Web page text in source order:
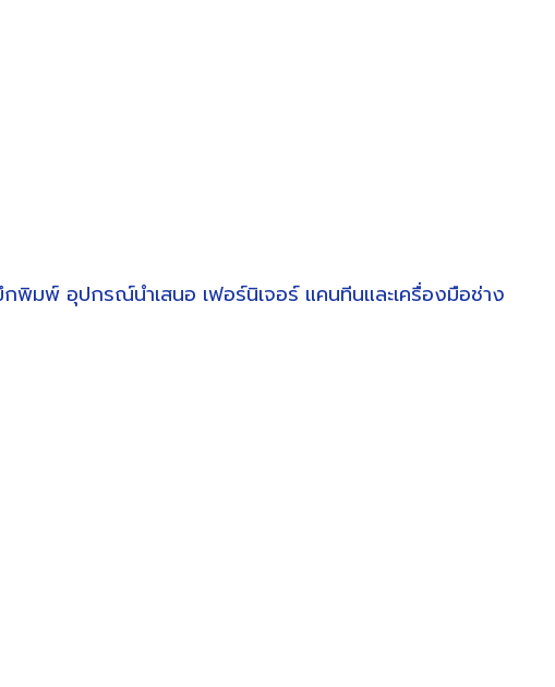
กพิมพ์ อุปกรณ์นำเสนอ เฟอร์นิเจอร์ แคนทีนและเครื่องมือช่าง